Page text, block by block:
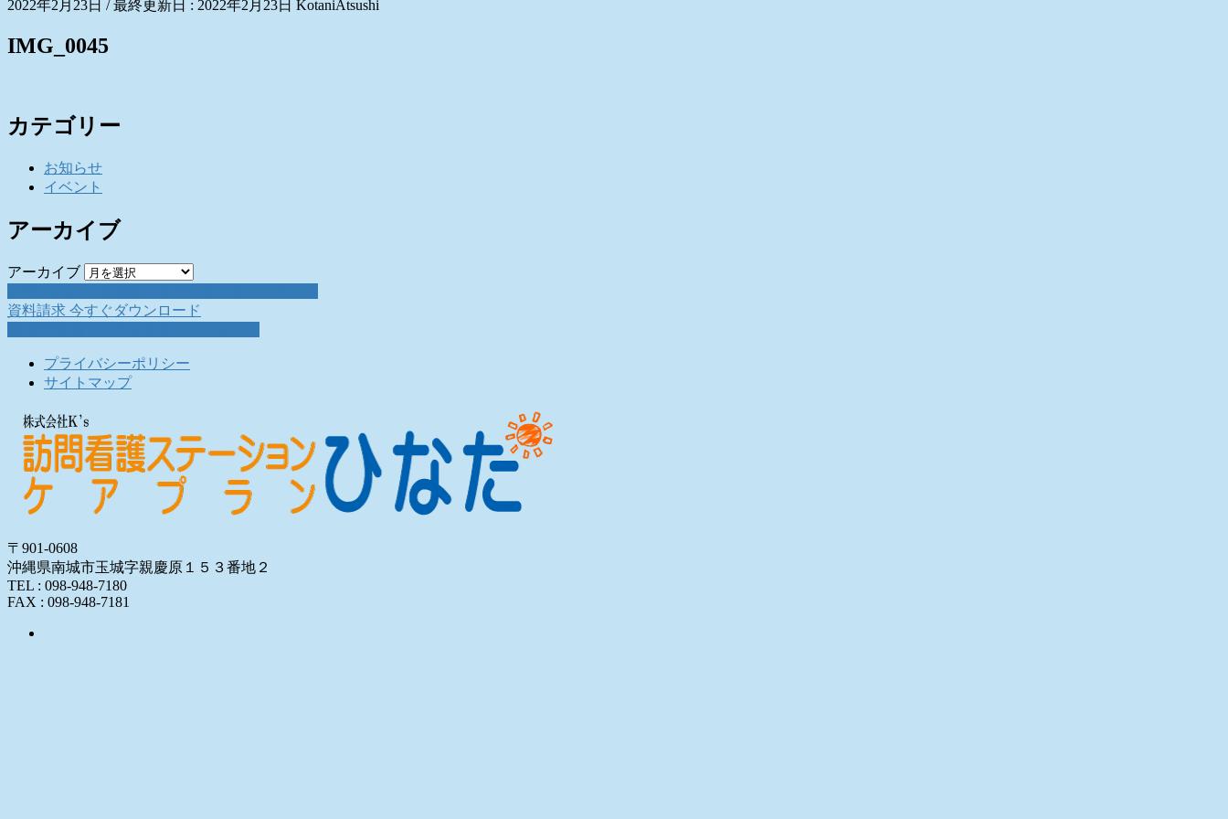
2022年2月23日 / 最終更新日 : 2022年2月23日 KotaniAtsushi
IMG_0045
カテゴリー
お知らせ
イベント
アーカイブ
アーカイブ
資料請求 今すぐダウンロード
プライバシーポリシー
サイトマップ
〒901-0608
沖縄県南城市玉城字親慶原１５３番地２
TEL : 098-948-7180
FAX : 098-948-7181